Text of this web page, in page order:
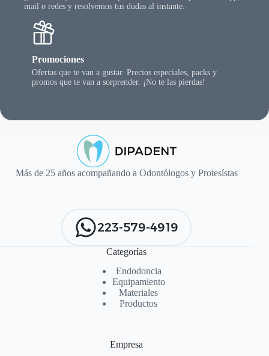
mail o redes y resolvemos tus dudas al instante.
Promociones
Ofertas que te van a gustar. Precios especiales, packs y
promos que te van a sorprender. ¡No te las pierdas!
Más de 25 años acompañando a Odontólogos y Protesístas
223-579-4919
Categorías
Endodoncia
Equipamiento
Materiales
Productos
Empresa